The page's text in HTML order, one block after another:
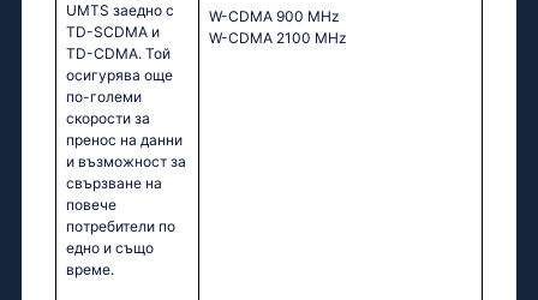
UMTS заедно с
TD-SCDMA и
TD-CDMA. Той
осигурява още
по-големи
скорости за
пренос на данни
и възможност за
свързване на
повече
потребители по
едно и също
време.
W-CDMA 900 MHz
W-CDMA 2100 MHz